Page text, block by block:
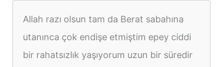
Allah razı olsun tam da Berat sabahına
utanınca çok endişe etmiştim epey ciddi
bir rahatsızlık yaşıyorum uzun bir süredir